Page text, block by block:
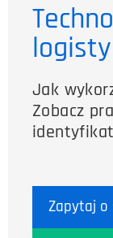
Jak
Zobacz
Zapytaj o